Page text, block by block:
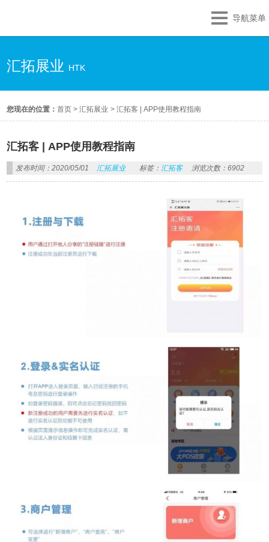
导航菜单
汇拓展业 HTK
您现在的位置：首页 >汇拓展业 >汇拓客 | APP使用教程指南
汇拓客 | APP使用教程指南
发布时间：2020/05/01 汇拓展业 标签： 汇拓客 浏览次数：6902